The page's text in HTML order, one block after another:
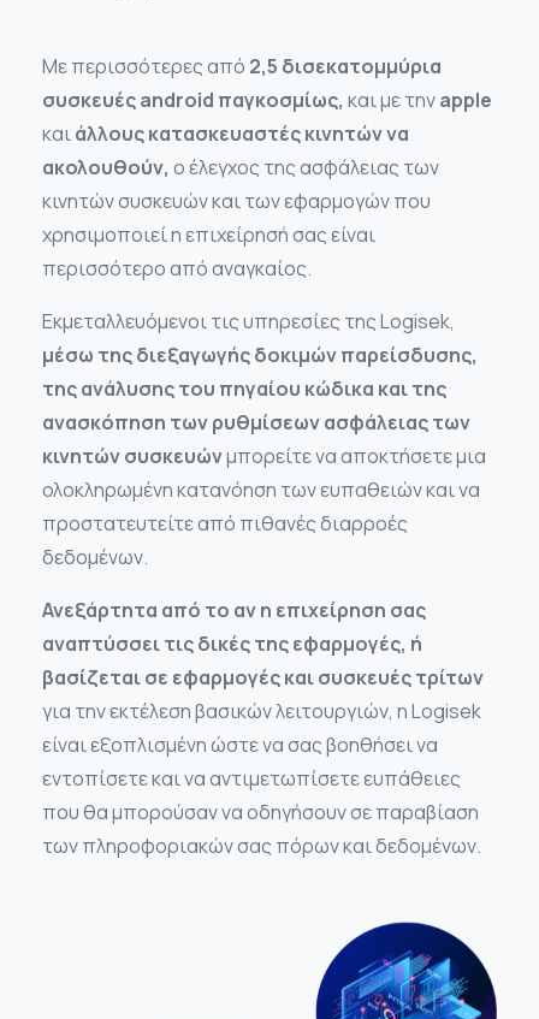
Με περισσότερες από 2,5 δισεκατομμύρια
συσκευές android παγκοσμίως, και με τηνapple
καιάλλους κατασκευαστές κινητών να
ακολουθούν, o έλεγχος της ασφάλειας των
κινητών συσκευών και των εφαρμογών που
χρησιμοποιεί η επιχείρησή σας είναι
περισσότερο από αναγκαίος.
Εκμεταλλευόμενοι τις υπηρεσίες της Logisek,
μέσω της διεξαγωγής δοκιμών παρείσδυσης,
της ανάλυσης του πηγαίου κώδικα και της
ανασκόπηση των ρυθμίσεων ασφάλειας των
κινητών συσκευώνμπορείτε να αποκτήσετε μια
ολοκληρωμένη κατανόηση των ευπαθειών και να
προστατευτείτε από πιθανές διαρροές
δεδομένων.
Ανεξάρτητα από το αν η επιχείρηση σας
αναπτύσσει τις δικές της εφαρμογές, ή
βασίζεται σε εφαρμογές και συσκευές τρίτων
για την εκτέλεση βασικών λειτουργιών, η Logisek
είναι εξοπλισμένη ώστε να σας βοηθήσει να
εντοπίσετε και να αντιμετωπίσετε ευπάθειες
που θα μπορούσαν να οδηγήσουν σε παραβίαση
των πληροφοριακών σας πόρων και δεδομένων.